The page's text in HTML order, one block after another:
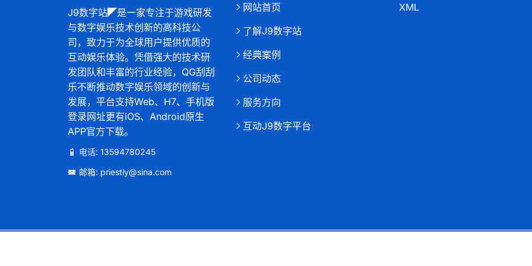
J9数字站◤是一家专注于游戏研发
与数字娱乐技术创新的高科技公
司，致力于为全球用户提供优质的
互动娱乐体验。凭借强大的技术研
发团队和丰富的行业经验，QG刮刮
乐不断推动数字娱乐领域的创新与
发展，平台支持Web、H7、手机版
登录网址更有iOS、Android原生
APP官方下载。
电话: 13594780245
邮箱: priestly@sina.com
网站首页
了解J9数字站
经典案例
公司动态
服务方向
互动J9数字平台
XML